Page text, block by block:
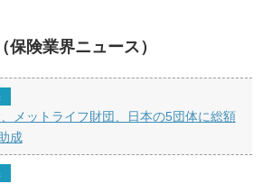
保険業界ニュース）
メットライフ財団、日本の5団体に総額
成